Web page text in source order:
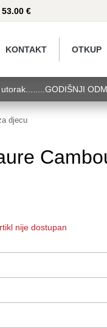
€
KONTAKT OTKUP
11.08.
kreću 11.08.
djecu
nije dostupan